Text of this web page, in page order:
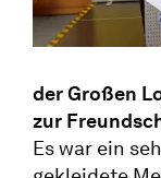
der Großen
zur
Es war ein